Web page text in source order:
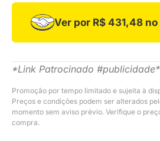
Ver por R$ 431,48
*Link Patrocinado #publicidade*
Promoção por tempo limitado e sujeita à
Preços e condições podem ser alterados
momento sem aviso prévio. Verifique o
compra.